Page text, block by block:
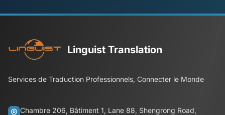
Linguist Translation
Services de Traduction Professionnels, Connecter le Monde
Chambre 206, Bâtiment 1, Lane 88, Shengrong Road,